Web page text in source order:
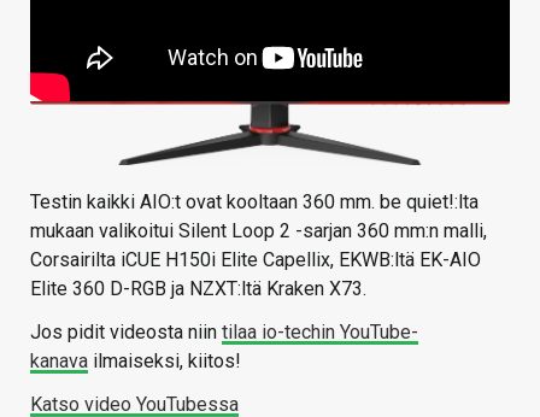
Testin kaikki AIO:t ovat kooltaan 360 mm. be quiet!:lta
mukaan valikoitui Silent Loop 2 -sarjan 360 mm:n malli,
Corsairilta iCUE H150i Elite Capellix, EKWB:ltä EK-AIO
Elite 360 D-RGB ja NZXT:ltä Kraken X73.
Jos pidit videosta niin tilaa io-techin YouTube-
kanava ilmaiseksi, kiitos!
Katso video YouTubessa